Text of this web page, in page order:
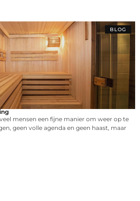
BLOG
mensen een fijne manier om weer op te
geen volle agenda en geen haast, maar